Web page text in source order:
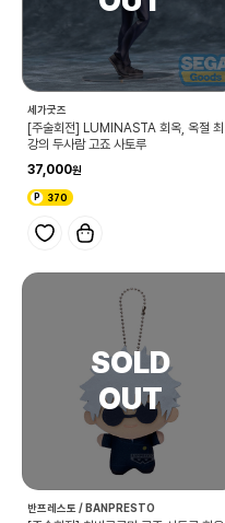
세가굿즈
[주술회전] LUMINASTA 회옥, 옥절 최
강의 두사람 고죠 사토루
37,000
370
반프레스토 / BANPRESTO